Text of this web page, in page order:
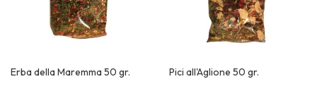
Erba della Maremma 50 gr.
Pici all'Aglione 50 gr.